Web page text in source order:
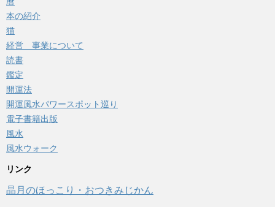
本の紹介
猫
経営 事業について
読書
鑑定
開運法
開運風水パワースポット巡り
電子書籍出版
風水
風水ウォーク
リンク
晶月のほっこり・おつきみじかん